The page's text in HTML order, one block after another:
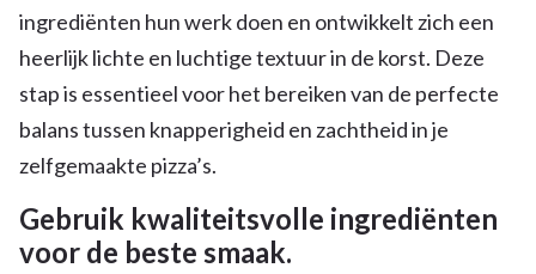
ingrediënten hun werk doen en ontwikkelt zich een
heerlijk lichte en luchtige textuur in de korst. Deze
stap is essentieel voor het bereiken van de perfecte
balans tussen knapperigheid en zachtheid in je
zelfgemaakte pizza’s.
Gebruik kwaliteitsvolle ingrediënten
voor de beste smaak.